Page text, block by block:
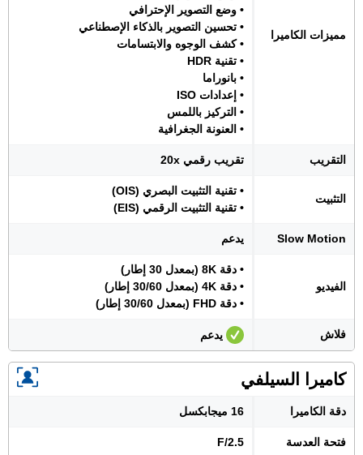
مميزات الكاميرا
• وضع التصوير الإحترافي
• تحسين التصوير بالذكاء الإصطناعي
• كشف الوجوه والابتسامات
• تقنية HDR
• بانوراما
• إعدادات ISO
• التركيز باللمس
• العنونة الجغرافية
التقريب تقريب رقمي 20x
التثبيت
• تقنية التثبيت البصري (OIS)
• تقنية التثبيت الرقمي (EIS)
Slow Motion يدعم
الفيديو
• دقة 8K (بمعدل 30 إطار)
• دقة 4K (بمعدل 30/60 إطار)
• دقة FHD (بمعدل 30/60 إطار)
فلاش يدعم
كاميرا السيلفي
دقة الكاميرا 16 ميجابكسل
فتحة العدسة F/2.5